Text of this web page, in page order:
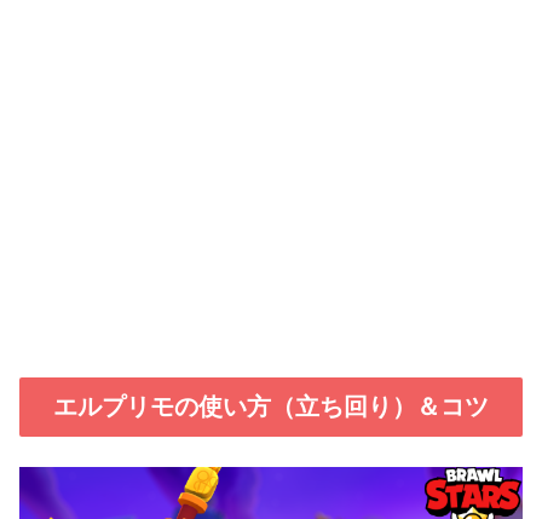
エルプリモの使い方（立ち回り）＆コツ